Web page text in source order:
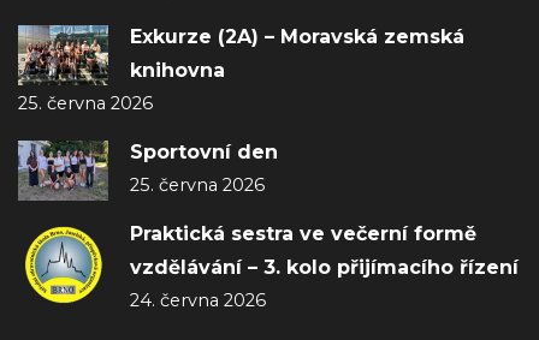
Exkurze (2A) – Moravská zemská
knihovna
25. června 2026
Sportovní den
25. června 2026
Praktická sestra ve večerní formě
vzdělávání – 3. kolo přijímacího řízení
24. června 2026